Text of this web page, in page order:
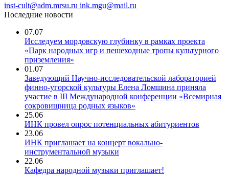
inst-cult@adm.mrsu.ru ink.mgu@mail.ru
Последние новости
07.07
Исследуем мордовскую глубинку в рамках проекта
«Парк народных игр и пешеходные тропы культурного
приземления»
01.07
Заведующий Научно-исследовательской лабораторией
финно-угорской культуры Елена Ломшина приняла
участие в III Международной конференции «Всемирная
сокровищница родных языков»
25.06
ИНК провел опрос потенциальных абитуриентов
23.06
ИНК приглашает на концерт вокально-
инструментальной музыки
22.06
Кафедра народной музыки приглашает!